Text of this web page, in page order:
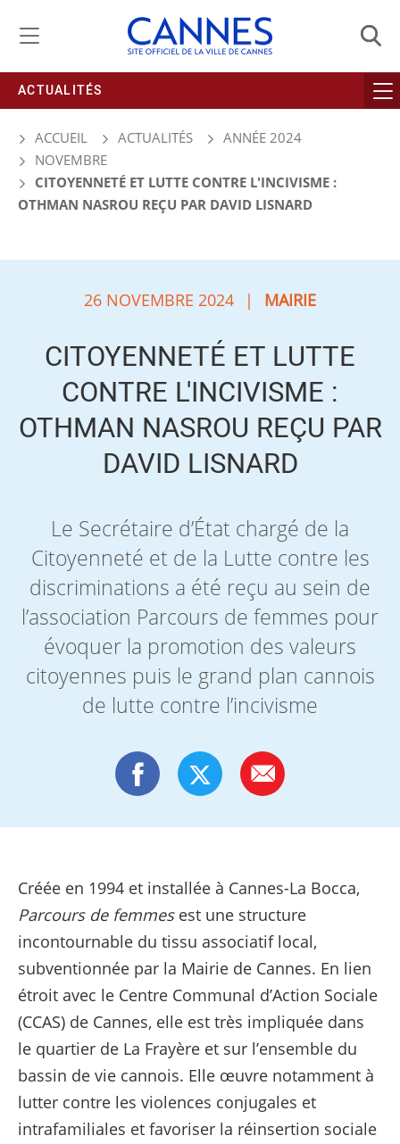
ACTUALITÉS
ACCUEIL ACTUALITÉS
ANNÉE 2024
NOVEMBRE
CITOYENNETÉ ET LUTTE CONTRE L'INCIVISME :
OTHMAN NASROU REÇU PAR DAVID LISNARD
26 NOVEMBRE 2024 | MAIRIE
CITOYENNETÉ ET LUTTE
CONTRE L'INCIVISME :
OTHMAN NASROU REÇU PAR
DAVID LISNARD
Le Secrétaire d’État chargé de la
Citoyenneté et de la Lutte contre les
discriminations a été reçu au sein de
l’association Parcours de femmes pour
évoquer la promotion des valeurs
citoyennes puis le grand plan cannois
de lutte contre l’incivisme
Créée en 1994 et installée à Cannes-La Bocca,
Parcours de femmesest une structure
incontournable du tissu associatif local,
subventionnée par la Mairie de Cannes. En lien
étroit avec le Centre Communal d’Action Sociale
(CCAS) de Cannes, elle est très impliquée dans
le quartier de La Frayère et sur l’ensemble du
bassin de vie cannois. Elle œuvre notamment à
lutter contre les violences conjugales et
intrafamiliales et favoriser la réinsertion sociale